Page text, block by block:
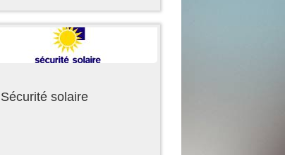
Sécurité solaire